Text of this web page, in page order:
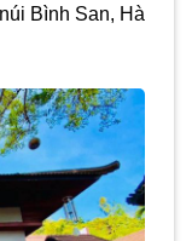
Bình San, Hà